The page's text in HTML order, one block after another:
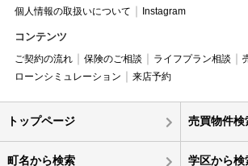
個人情報の取扱いについて
Instagram
コンテンツ
ご契約の流れ 保険のご相談 ライフプラン相談
ローンシミュレーション
来店予約
トップページ 売買物件検
町名から検索 学区から検